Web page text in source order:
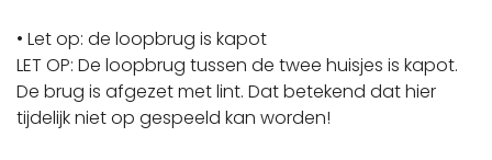
• Let op: de loopbrug is kapot
LET OP: De loopbrug tussen de twee huisjes is kapot.
De brug is afgezet met lint. Dat betekend dat hier
tijdelijk niet op gespeeld kan worden!